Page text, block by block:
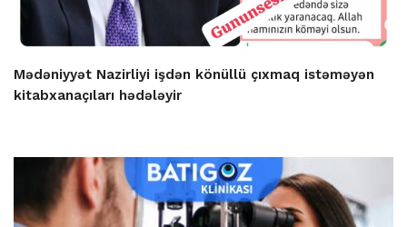
Mədəniyyət Nazirliyi işdən könüllü çıxmaq istəməyən
kitabxanaçıları hədələyir